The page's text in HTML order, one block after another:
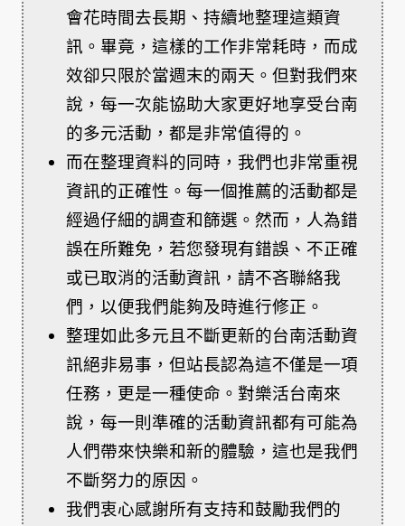
會花時間去長期、持續地整理這類資
訊。畢竟，這樣的工作非常耗時，而成
效卻只限於當週末的兩天。但對我們來
說，每一次能協助大家更好地享受台南
的多元活動，都是非常值得的。
而在整理資料的同時，我們也非常重視
資訊的正確性。每一個推薦的活動都是
經過仔細的調查和篩選。然而，人為錯
誤在所難免，若您發現有錯誤、不正確
或已取消的活動資訊，請不吝聯絡我
們，以便我們能夠及時進行修正。
整理如此多元且不斷更新的台南活動資
訊絕非易事，但站長認為這不僅是一項
任務，更是一種使命。對樂活台南來
說，每一則準確的活動資訊都有可能為
人們帶來快樂和新的體驗，這也是我們
不斷努力的原因。
我們衷心感謝所有支持和鼓勵我們的